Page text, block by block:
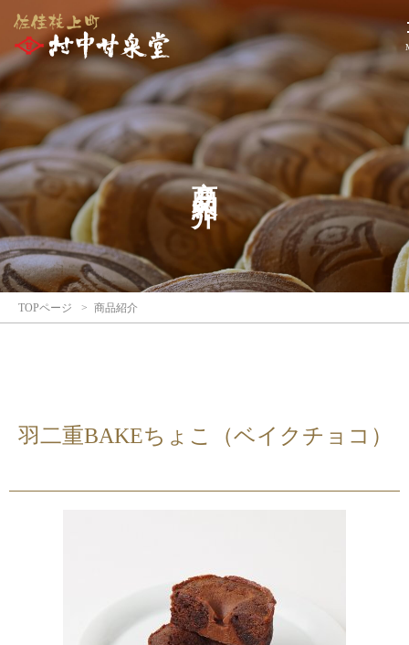
重
BAKE
ち
ょ
（ベ
イ
ク
チ
ョ
コ）
|
テ
KANSENDO
品
商品紹介
TOPページ 商品紹介
羽二重BAKEちょこ（ベイクチョコ）